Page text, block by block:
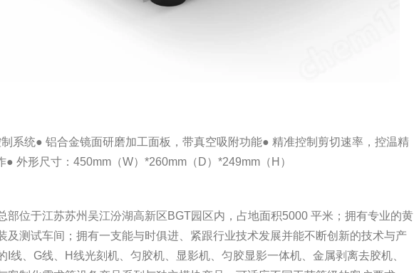
系统● 铝合金镜面研磨加工面板，带真空吸附功能● 精准控制剪切速率，控温精
● 外形尺寸：450mm（W）*260mm（D）*249mm（H）
部位于江苏苏州吴江汾湖高新区BGT园区内，占地面积5000 平米；拥有专业的黄
及测试车间；拥有一支能与时俱进、紧跟行业技术发展并能不断创新的技术与产
线、G线、H线光刻机、匀胶机、显影机、匀胶显影一体机、金属剥离去胶机、